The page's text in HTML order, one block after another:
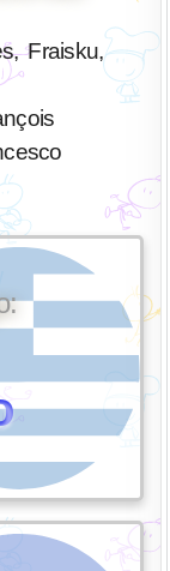
Fraisku,